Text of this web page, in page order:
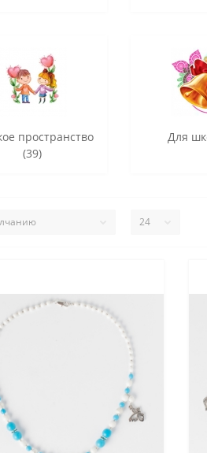
пространство
(39)
Для